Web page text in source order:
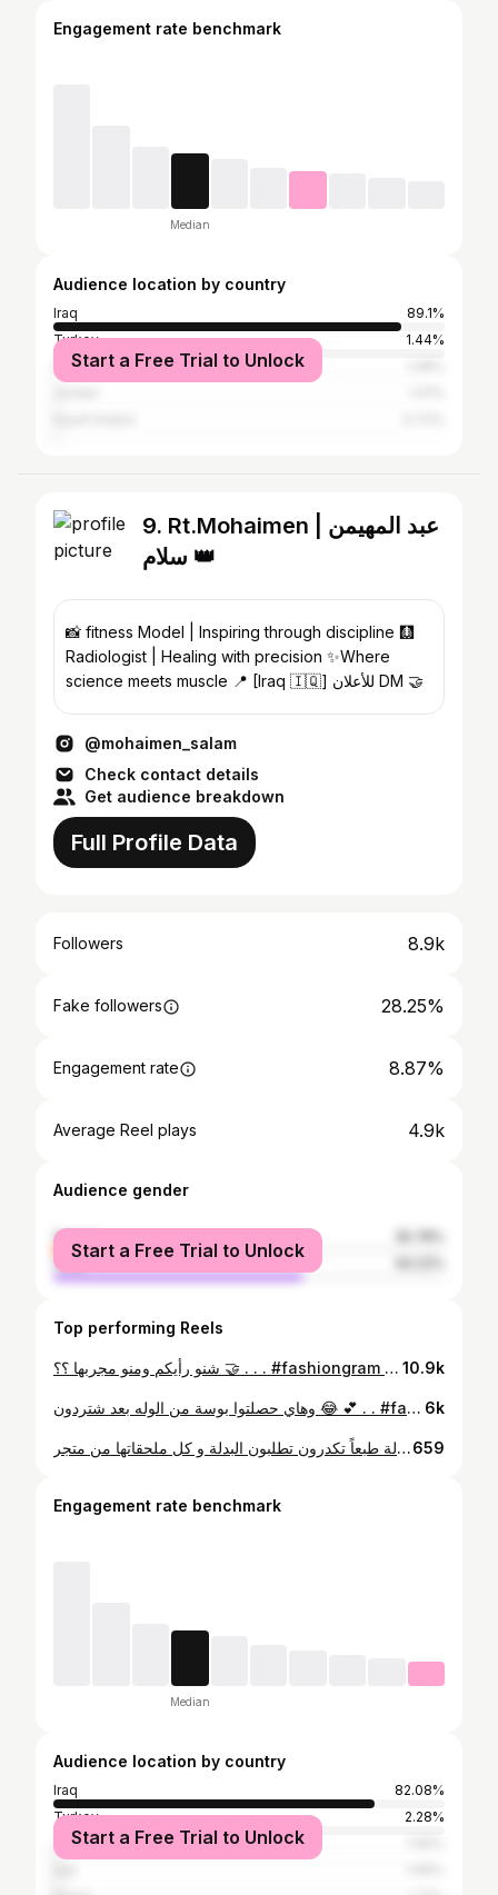
Engagement rate benchmark
Median
Audience location by country
Iraq
89.1%
Turkey
1.44%
IranStart a Free Trial to Unlock
9. Rt.Mohaimen | عبد المهيمن
سلام 👑
📸 fitness Model | Inspiring through discipline 🩻
Radiologist | Healing with precision ✨Where
science meets muscle 📍 [Iraq 🇮🇶] للأعلان DM 🤝
@mohaimen_salam
Check contact details
Get audience breakdown
Full Profile Data
Followers 8.9k
Fake followers 28.25%
Engagement rate 8.87%
Average Reel plays 4.9k
Audience gender
female
male
Start a Free Trial to Unlock
Top performing Reels
شنو رأيكم ومنو مجربها ؟؟ 🤝 . . . #fashiongram #oldmoneystyle #clothes #fitnessmodel #formal #نصائح_تهمك 10.9k
وهاي حصلتوا بوسة من الوله بعد شتردون 😂 💕 . . #fashiongram #fitnessmodel #oldmoneystyle #clothes #design #نصائح_تهمك #الكوت #men 6k
من اول ما نزلت للشارع واي مكان مشيت بيه لفتت انتباه هواي ناس واكثر من شخص مدح اللبسة 🙏🏻🔥 وهذا دليل على قوة البدلة طبعاً تكدرون تطلبون البدلة و كل ملحقاتها من متجر @sharaf_adeen . للاعلان التواصل دايركت 📸🤝 وتابعني اذا مهتم بأناقتك 🥇659
Engagement rate benchmark
Median
Audience location by country
Iraq
82.08%
Turkey
2.28%
Jordan
Start a Free Trial to Unlock